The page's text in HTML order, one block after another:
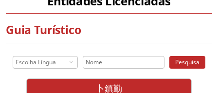
Guia Turístico
Escolha Língua Pesquisa
卜鎮勤